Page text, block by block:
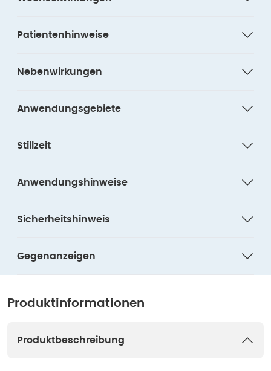
Patientenhinweise
Nebenwirkungen
Anwendungsgebiete
Stillzeit
Anwendungshinweise
Sicherheitshinweis
Gegenanzeigen
Produktinformationen
Produktbeschreibung